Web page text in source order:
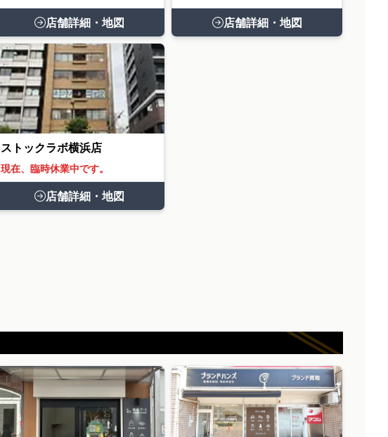
店舗詳細・地図 店舗詳細・地図
ストックラボ横浜店
現在、臨時休業中です。
店舗詳細・地図